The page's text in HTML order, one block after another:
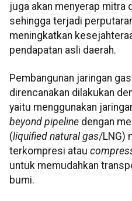
juga akan menyerap mitra
sehingga terjadi
meningkatkan
pendapatan asli daerah.
Pembangunan jaringan
direncanakan dilakukan
yaitu menggunakan
beyond pipeline dengan
(liquified natural gas/LNG)
terkompresi atau
untuk memudahkan
bumi.